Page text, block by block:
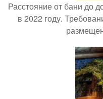
Расстояние от бани до
в 2022 году.